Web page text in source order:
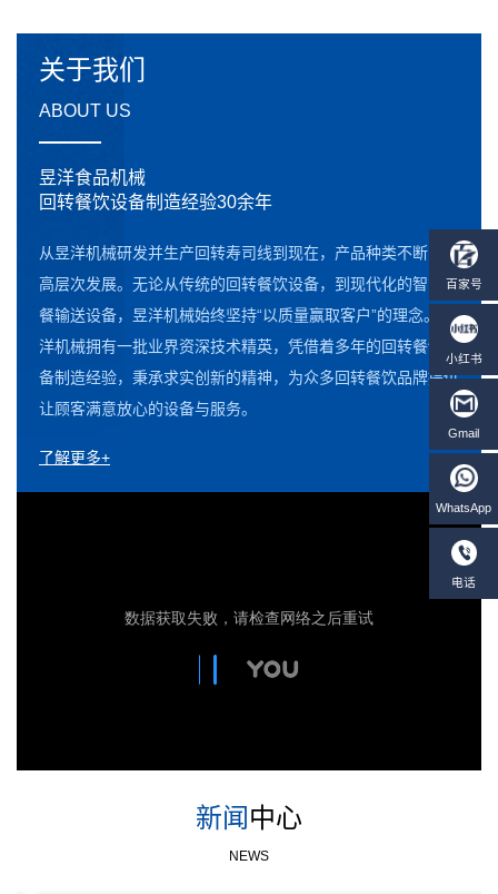
关于我们
ABOUT US
昱洋食品机械
回转餐饮设备制造经验30余年
从昱洋机械研发并生产回转寿司线到现在，产品种类不断向更
高层次发展。无论从传统的回转餐饮设备，到现代化的智能点
餐输送设备，昱洋机械始终坚持“以质量赢取客户”的理念。昱
洋机械拥有一批业界资深技术精英，凭借着多年的回转餐饮设
备制造经验，秉承求实创新的精神，为众多回转餐饮品牌提供
让顾客满意放心的设备与服务。
了解更多+
新闻 中心
NEWS